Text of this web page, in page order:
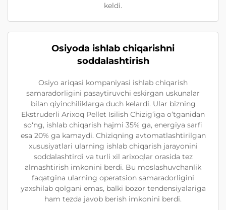
keldi.
Osiyoda ishlab chiqarishni
soddalashtirish
Osiyo ariqasi kompaniyasi ishlab chiqarish
samaradorligini pasaytiruvchi eskirgan uskunalar
bilan qiyinchiliklarga duch kelardi. Ular bizning
Ekstruderli Arixoq Pellet Isilish Chizig‘iga o‘tganidan
so‘ng, ishlab chiqarish hajmi 35% ga, energiya sarfi
esa 20% ga kamaydi. Chiziqning avtomatlashtirilgan
xususiyatlari ularning ishlab chiqarish jarayonini
soddalashtirdi va turli xil arixoqlar orasida tez
almashtirish imkonini berdi. Bu moslashuvchanlik
faqatgina ularning operatsion samaradorligini
yaxshilab qolgani emas, balki bozor tendensiyalariga
ham tezda javob berish imkonini berdi.